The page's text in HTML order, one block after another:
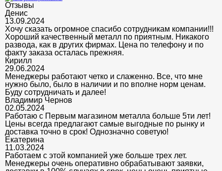
Отзывы
Денис
13.09.2024
Хочу сказать огромное спасибо сотрудникам компании!!!
Хороший качественный металл по приятным. Никакого
развода, как в других фирмах. Цена по телефону и по
факту заказа осталась прежняя.
Кирилл
29.06.2024
Менеджеры работают четко и слаженно. Все, что мне
нужно было, было в наличии и по вполне норм ценам.
Буду сотрудничать и далее!
Владимир Чернов
02.05.2024
Работаю с Первым магазином металла больше 5ти лет!
Цены всегда предлагают самые выгодные по рынку и
доставка точно в срок! Однозначно советую!
Екатерина
11.03.2024
Работаем с этой компанией уже больше трех лет.
Менеджеры очень оперативно обрабатывают заявки,